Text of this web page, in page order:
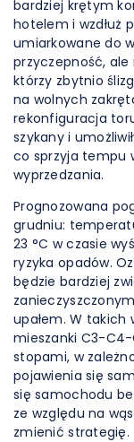
bardziej krętym
hotelem i wzdłuż
umiarkowane do
przyczepność, ale
którzy zbytnio
na wolnych
rekonfiguracja
szykany i
co sprzyja tempu
wyprzedzania.
Prognozowana
grudniu:
23 °C w czasie
ryzyka opadów.
będzie bardziej
upałem. W takich
mieszanki C3-
stopami, w
pojawienia się
się samochodu
ze względu na
zmienić strategię.